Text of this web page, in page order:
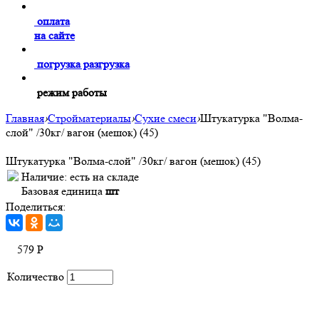
оплата
на сайте
погрузка разгрузка
режим работы
Главная›Стройматериалы›Сухие смеси›Штукатурка "Волма-
слой" /30кг/ вагон (мешок) (45)
Штукатурка "Волма-слой" /30кг/ вагон (мешок) (45)
Наличие: есть на складе
Базовая единица шт
Поделиться:
579 Р
Количество